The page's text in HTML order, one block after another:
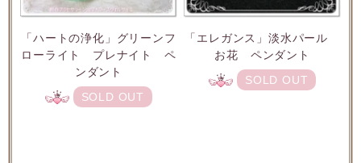
「ハートの浄化」グリーンフ
ローライト プレナイト ペ
ンダント
SOLD OUT
「エレガンス」淡水パール
お花 ペンダント
SOLD OUT